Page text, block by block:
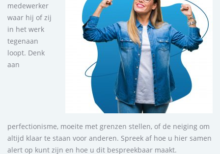
medewerker
waar hij of zij
in het werk
tegenaan
loopt. Denk
aan
perfectionisme, moeite met grenzen stellen, of de neiging om
altijd klaar te staan voor anderen. Spreek af hoe u hier samen
alert op kunt zijn en hoe u dit bespreekbaar maakt.